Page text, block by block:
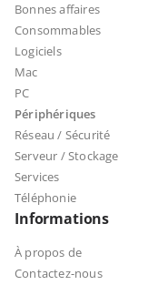
Bonnes affaires
Consommables
Logiciels
Mac
PC
Périphériques
Réseau / Sécurité
Serveur / Stockage
Services
Téléphonie
Informations
À propos de
Contactez-nous